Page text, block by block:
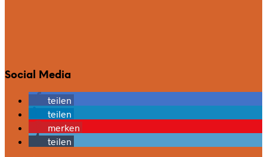
Social Media
teilen
teilen
merken
teilen